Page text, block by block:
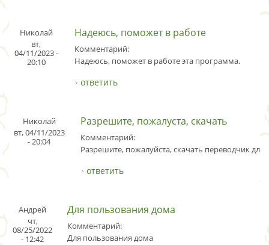
Николай
вт,
04/11/2023 -
20:10
Надеюсь, поможет в работе
Комментарий:
Надеюсь, поможет в работе эта программа.
ответить
Николай
вт, 04/11/2023
- 20:04
Разрешите, пожалуста, скачать
Комментарий:
Разрешите, пожалуйста, скачать переводчик для
ответить
Андрей
чт,
08/25/2022
- 12:42
Для пользования дома
Комментарий:
Для пользования дома